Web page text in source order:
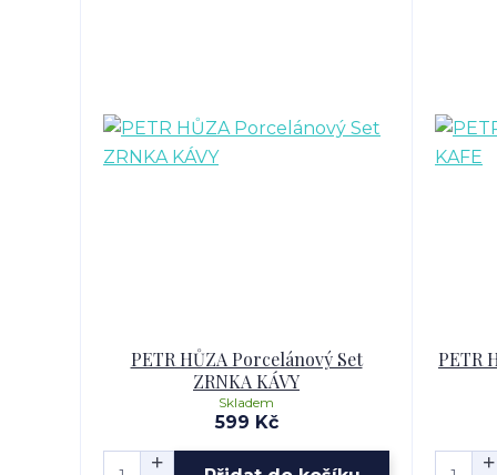
PETR HŮZA Porcelánový Set
ZRNKA KÁVY
599 Kč
Skladem
PETR